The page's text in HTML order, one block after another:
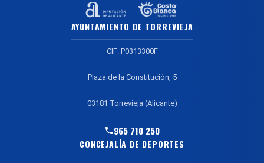
AYUNTAMIENTO DE TORREVIEJA
CIF: P0313300F
Plaza de la Constitución, 5
03181 Torrevieja (Alicante)
965 710 250
CONCEJALÍA DE DEPORTES